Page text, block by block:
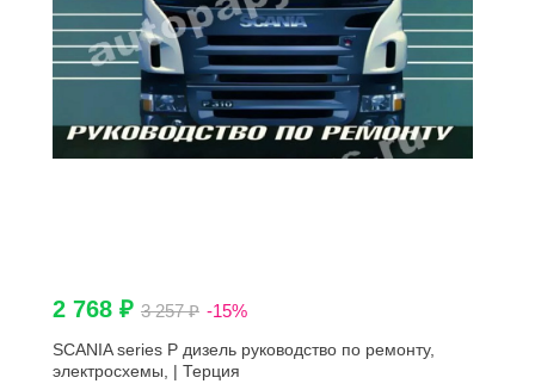
2 768 ₽ 3 257 ₽ -15%
SCANIA series P дизель руководство по ремонту,
электросхемы, | Терция